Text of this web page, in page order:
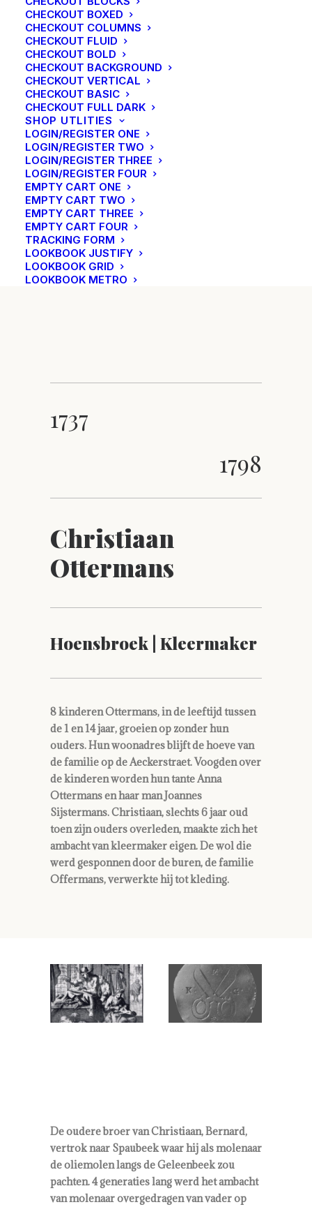
CHECKOUT BOXED
CHECKOUT COLUMNS
CHECKOUT FLUID
CHECKOUT BOLD
CHECKOUT BACKGROUND
CHECKOUT VERTICAL
CHECKOUT BASIC
CHECKOUT FULL DARK
SHOP UTLITIES
LOGIN/REGISTER ONE
LOGIN/REGISTER TWO
LOGIN/REGISTER THREE
LOGIN/REGISTER FOUR
EMPTY CART ONE
EMPTY CART TWO
EMPTY CART THREE
EMPTY CART FOUR
TRACKING FORM
LOOKBOOK JUSTIFY
LOOKBOOK GRID
LOOKBOOK METRO
de zonen was oud genoeg om het ambacht te
leren van hun vader. Met het overlijden van
Joannes, verdween ook het ambacht van
smid uit de familie.
1737
1798
Christiaan
Ottermans
Hoensbroek | Kleermaker
8 kinderen Ottermans, in de leeftijd tussen
de 1 en 14 jaar, groeien op zonder hun
ouders. Hun woonadres blijft de hoeve van
de familie op de Aeckerstraet. Voogden over
de kinderen worden hun tante Anna
Ottermans en haar man Joannes
Sijstermans. Christiaan, slechts 6 jaar oud
toen zijn ouders overleden, maakte zich het
ambacht van kleermaker eigen. De wol die
werd gesponnen door de buren, de familie
Offermans, verwerkte hij tot kleding.
De oudere broer van Christiaan, Bernard,
vertrok naar Spaubeek waar hij als molenaar
de oliemolen langs de Geleenbeek zou
pachten. 4 generaties lang werd het ambacht
van molenaar overgedragen van vader op